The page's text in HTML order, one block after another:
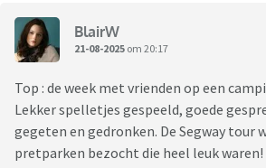
BlairW
21-08-2025 om 20:17
Top : de week met vrienden op een
Lekker spelletjes gespeeld, goede
gegeten en gedronken. De Segway tour
pretparken bezocht die heel leuk waren!